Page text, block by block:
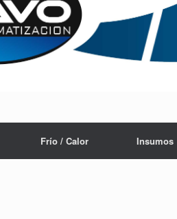
Frío / Calor Insumos